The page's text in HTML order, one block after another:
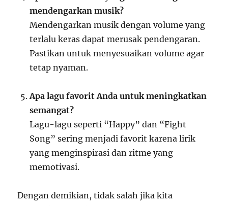
mendengarkan musik?
Mendengarkan musik dengan volume yang
terlalu keras dapat merusak pendengaran.
Pastikan untuk menyesuaikan volume agar
tetap nyaman.
Apa lagu favorit Anda untuk meningkatkan
semangat?
Lagu-lagu seperti “Happy” dan “Fight
Song” sering menjadi favorit karena lirik
yang menginspirasi dan ritme yang
memotivasi.
Dengan demikian, tidak salah jika kita